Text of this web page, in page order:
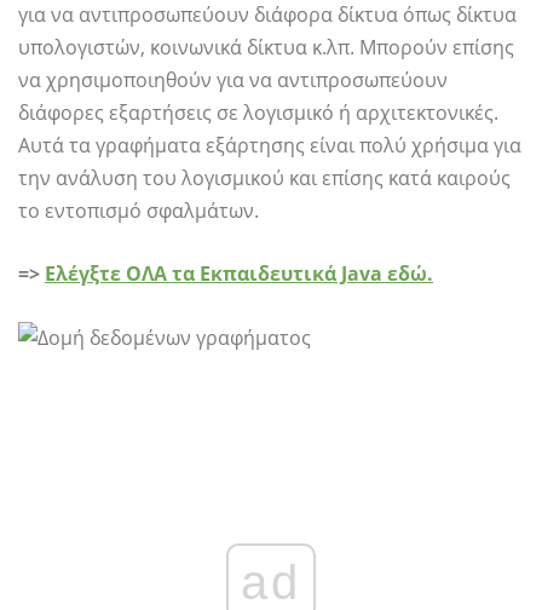
για να αντιπροσωπεύουν διάφορα δίκτυα όπως δίκτυα
υπολογιστών, κοινωνικά δίκτυα κ.λπ. Μπορούν επίσης
να χρησιμοποιηθούν για να αντιπροσωπεύουν
διάφορες εξαρτήσεις σε λογισμικό ή αρχιτεκτονικές.
Αυτά τα γραφήματα εξάρτησης είναι πολύ χρήσιμα για
την ανάλυση του λογισμικού και επίσης κατά καιρούς
το εντοπισμό σφαλμάτων.
=> Ελέγξτε ΟΛΑ τα Εκπαιδευτικά Java εδώ.
ad